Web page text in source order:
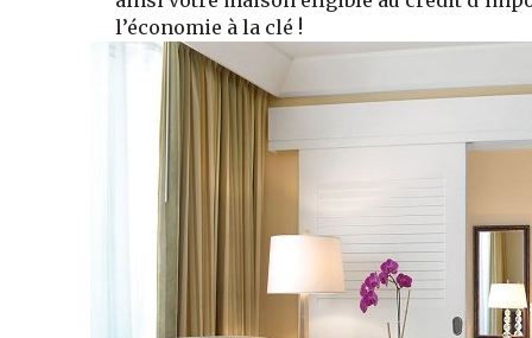
l’économie à la clé !